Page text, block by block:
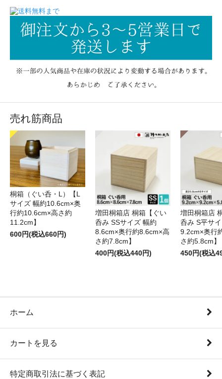
売れ筋商品
桐箱（ぐい呑・L）【L
サイズ 幅約10.6cm×奥
行約10.6cm×高さ約
11.2cm】
600円(税込660円)
増田桐箱店 桐箱【ぐい
呑み SSサイズ 幅約
8.6cm×奥行約8.6cm×高
さ約7.8cm】
400円(税込440円)
増田桐箱店
呑み S平サ
9.2cm×奥行
さ約5.8cm】
450円(税込
ホーム
カートを見る
特定商取引法に基づく表記